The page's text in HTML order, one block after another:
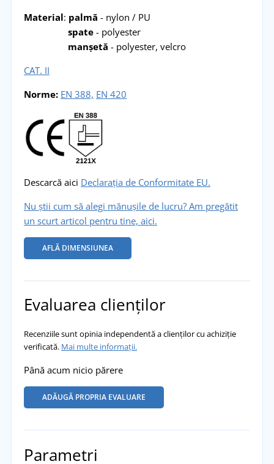
Material: palmă - nylon / PU
spate- polyester
manșetă - polyester, velcro
CAT. II
Norme: EN 388, EN 420
Descarcă aici Declarația de Conformitate EU.
Nu știi cum să alegi mănușile de lucru? Am pregătit
un scurt articol pentru tine, aici.
AFLĂ DIMENSIUNEA
Evaluarea clienților
Recenziile sunt opinia independentă a clienților cu achiziție
verificată. Mai multe informații.
Până acum nicio părere
ADĂUGĂ PROPRIA EVALUARE
Parametri